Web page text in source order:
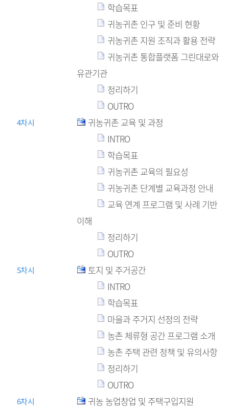
학습목표
귀농귀촌 인구 및 준비 현황
귀농귀촌 지원 조직과 활용 전략
귀농귀촌 통합플랫폼 그린대로와
유관기관
정리하기
OUTRO
4차시
귀농귀촌 교육 및 과정
INTRO
학습목표
귀농귀촌 교육의 필요성
귀농귀촌 단계별 교육과정 안내
교육 연계 프로그램 및 사례 기반
이해
정리하기
OUTRO
5차시
토지 및 주거공간
INTRO
학습목표
마을과 주거지 선정의 전략
농촌 체류형 공간 프로그램 소개
농촌 주택 관련 정책 및 유의사항
정리하기
OUTRO
6차시
귀농 농업창업 및 주택구입지원